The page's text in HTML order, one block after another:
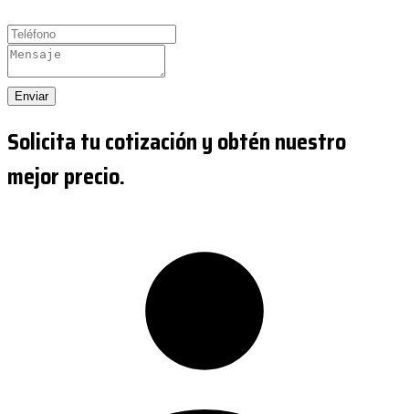
Enviar
Solicita tu cotización y obtén nuestro
mejor precio.